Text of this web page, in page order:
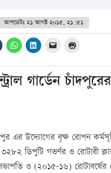
আপডেটঃ ২১ আগষ্ট ২০১৫, ২১:৫১
গার্ডেন
এর উদ্যোগের বৃক্ষ রোপন
৩২৮২ ডিপুটি গভর্ণর ও রোটারী
ও (২০১৫-১৬) রোটাবর্ষের